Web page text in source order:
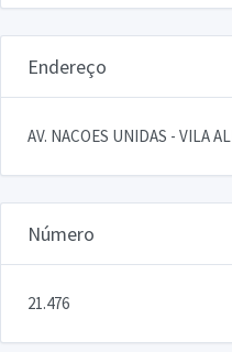
Endereço
AV. NACOES UNIDAS - VILA
Número
21.476